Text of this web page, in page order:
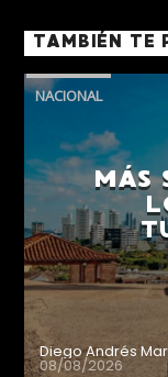
TAMBIÉN TE
NACIONAL
MÁS
Diego Andrés
08/08/2026